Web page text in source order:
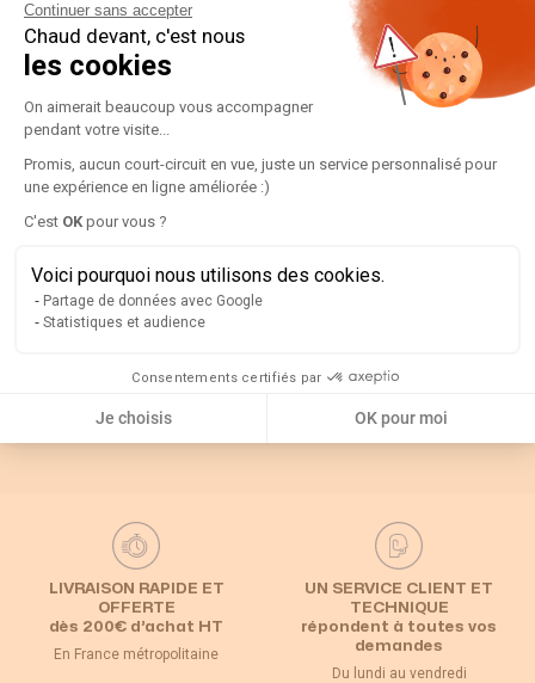
Continuer sans accepter
Chaud devant, c'est nous
les cookies
Plateforme de Gestion du
On aimerait beaucoup vous accompagner
pendant votre visite...
Promis, aucun court-circuit en vue, juste un service personnalisé pour
une expérience en ligne améliorée :)
C'est OK pour vous ?
Voici pourquoi nous utilisons des cookies.
Partage de données avec Google
Statistiques et audience
Consentements certifiés par
Je choisis OK pour moi
Informations techniques
Détails
Catégories associées
Default Category Inverseur de source Inverseur en coffret
LIVRAISON RAPIDE ET
OFFERTE
dès 200€ d’achat HT
En France métropolitaine
UN SERVICE CLIENT ET
TECHNIQUE
répondent à toutes vos
demandes
Du lundi au vendredi